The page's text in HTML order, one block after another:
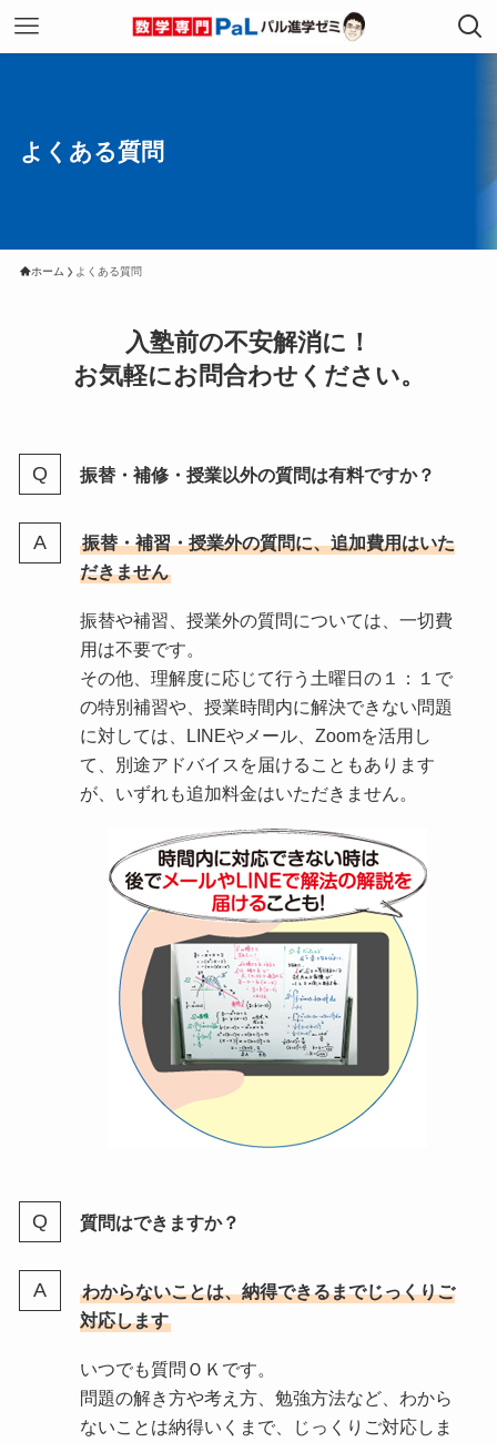
よくある質問
ホーム よくある質問
入塾前の不安解消に！
お気軽にお問合わせください。
振替・補修・授業以外の質問は有料ですか？
振替・補習・授業外の質問に、追加費用はいた
だきません
振替や補習、授業外の質問については、一切費
用は不要です。
その他、理解度に応じて行う土曜日の１：１で
の特別補習や、授業時間内に解決できない問題
に対しては、LINEやメール、Zoomを活用し
て、別途アドバイスを届けることもあります
が、いずれも追加料金はいただきません。
質問はできますか？
わからないことは、納得できるまでじっくりご
対応します
いつでも質問ＯＫです。
問題の解き方や考え方、勉強方法など、わから
ないことは納得いくまで、じっくりご対応しま